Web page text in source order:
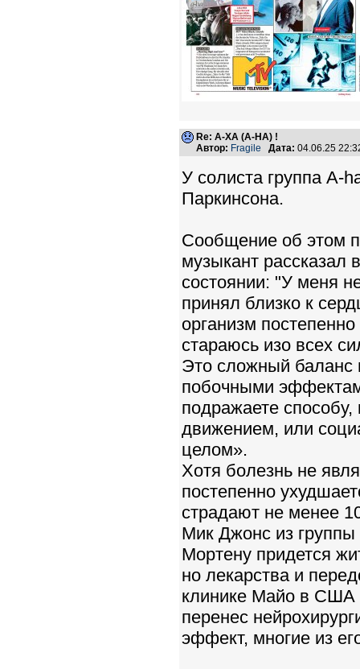
Re: А-ХА (A-HA) !
Автор: Fragile Дата: 04.06.25
У солиста группа A-
Паркинсона.
Сообщение об этом
музыкант
состоянии: "У меня
принял близко к
организм
стараюсь изо всех
Это сложный баланс
побочными
подражаете
движением, или
целом».
Хотя болезнь не
постепенно
страдают не менее
Мик Джонс из группы
Мортену придется
но лекарства и
клинике Майо в США
перенес
эффект, многие из